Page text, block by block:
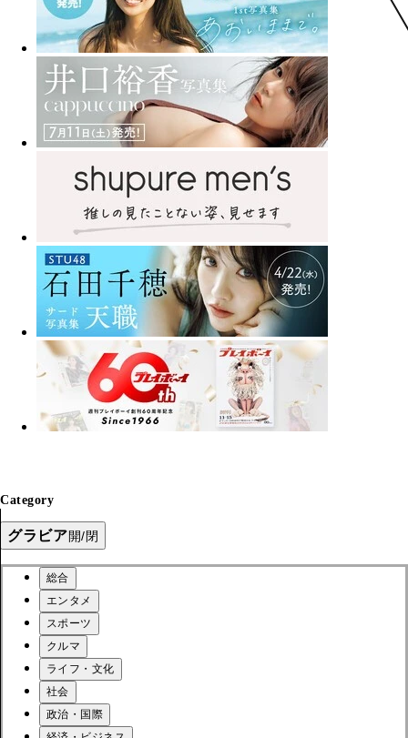
Category
グラビア開/閉
総合
エンタメ
スポーツ
クルマ
ライフ・文化
社会
政治・国際